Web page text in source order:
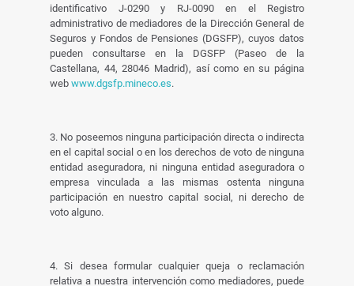
identificativo J-0290 y RJ-0090 en el Registro
administrativo de mediadores de la Dirección General de
Seguros y Fondos de Pensiones (DGSFP), cuyos datos
pueden consultarse en la DGSFP (Paseo de la
Castellana, 44, 28046 Madrid), así como en su página
web www.dgsfp.mineco.es.
3. No poseemos ninguna participación directa o indirecta
en el capital social o en los derechos de voto de ninguna
entidad aseguradora, ni ninguna entidad aseguradora o
empresa vinculada a las mismas ostenta ninguna
participación en nuestro capital social, ni derecho de
voto alguno.
4. Si desea formular cualquier queja o reclamación
relativa a nuestra intervención como mediadores, puede